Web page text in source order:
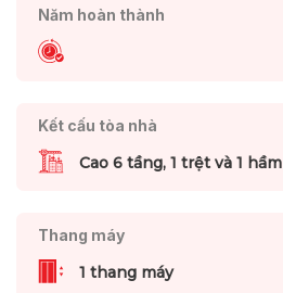
Năm hoàn thành
Kết cấu tòa nhà
Cao 6 tầng, 1 trệt và 1 hầm
Thang máy
1 thang máy